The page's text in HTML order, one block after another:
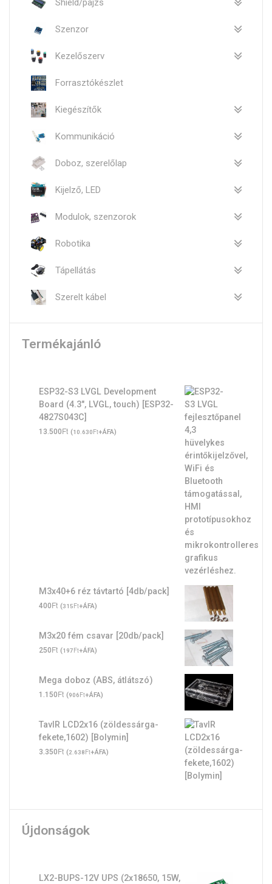
Shield/pajzs
Szenzor
Kezelőszerv
Forrasztókészlet
Kiegészítők
Kommunikáció
Doboz, szerelőlap
Kijelző, LED
Modulok, szenzorok
Robotika
Tápellátás
Szerelt kábel
Termékajánló
ESP32-S3 LVGL Development
Board (4.3", LVGL, touch) [ESP32-
4827S043C]
13.500Ft (10.630Ft+ÁFA)
M3x40+6 réz távtartó [4db/pack]
400Ft (315Ft+ÁFA)
M3x20 fém csavar [20db/pack]
250Ft (197Ft+ÁFA)
Mega doboz (ABS, átlátszó)
1.150Ft (906Ft+ÁFA)
TavIR LCD2x16 (zöldessárga-
fekete,1602) [Bolymin]
3.350Ft (2.638Ft+ÁFA)
Újdonságok
LX2-BUPS-12V UPS (2x18650, 15W,